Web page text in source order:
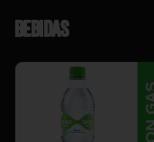
Bebidas